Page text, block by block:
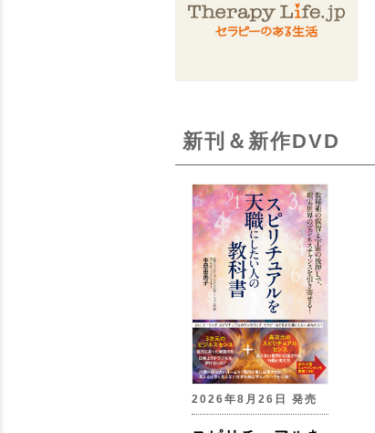
新刊＆新作DVD
2026年8月26日 発売